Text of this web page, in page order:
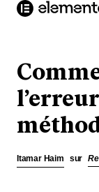
principal
Itamar Haim sur